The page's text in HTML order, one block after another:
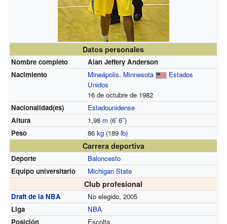
Datos personales
Nombre completo
Alan Jeffery Anderson
Nacimiento
Mineápolis, Minnesota
Estados
Unidos
16 de octubre de 1982
Nacionalidad(es)
Estadounidense
Altura
1,98 m (6′6″)
Peso
86 kg(189 lb)
Carrera deportiva
Deporte
Baloncesto
Equipo universitario
Michigan State
Club profesional
Draft de la NBA
No elegido, 2005
Liga
NBA
Posición
Escolta